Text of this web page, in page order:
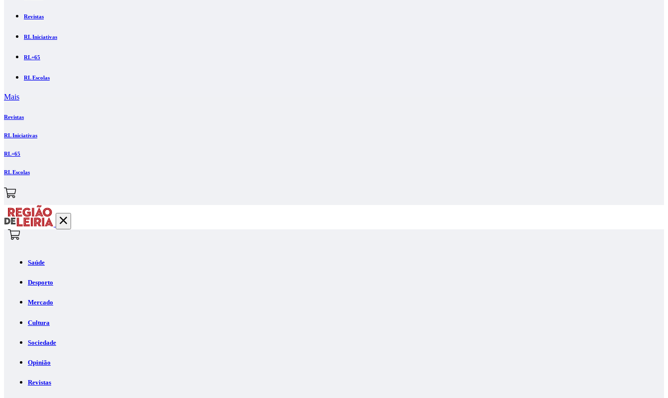
Revistas
RL Iniciativas
RL+65
RL Escolas
Mais
Revistas
RL Iniciativas
RL+65
RL Escolas
Saúde
Desporto
Mercado
Cultura
Sociedade
Opinião
Revistas